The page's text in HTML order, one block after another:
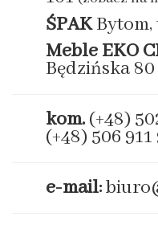
ŚPAKBytom,
Meble EKO
Będzińska 80
kom. (+48)
(+48) 506 911
e-mail: